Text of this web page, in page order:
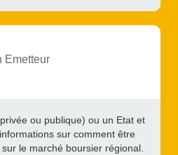
Emetteur
ou publique) ou un Etat et
sur comment être
le marché boursier régional.